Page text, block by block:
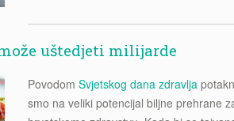
uštedjeti milijarde
PovodomSvjetskog dana zdravlja
smo na veliki potencijal biljne prehrane